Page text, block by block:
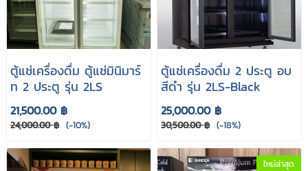
ตู้แช่เครื่องดื่ม ตู้แช่มินิมาร์
ท 2 ประตู รุ่น 2LS
21,500.00 ฿
24,000.00 ฿ (-10%)
ตู้แช่เครื่องดื่ม 2 ประตู อบ
สีดำ รุ่น 2LS-Black
25,000.00 ฿
30,500.00 ฿ (-18%)
ใหม่ล่าสุด